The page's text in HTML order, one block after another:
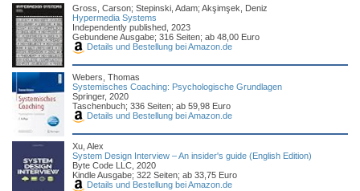
Gross, Carson; Stepinski, Adam; Akşimşek, Deniz
Hypermedia Systems
Independently published, 2023
Gebundene Ausgabe; 316 Seiten; ab 48,00 Euro
Details und Bestellung bei Amazon.de
Webers, Thomas
Systemisches Coaching: Psychologische Grundlagen
Springer, 2020
Taschenbuch; 336 Seiten; ab 59,98 Euro
Details und Bestellung bei Amazon.de
Xu, Alex
System Design Interview – An insider's guide (English Edition)
Byte Code LLC, 2020
Kindle Ausgabe; 322 Seiten; ab 33,75 Euro
Details und Bestellung bei Amazon.de